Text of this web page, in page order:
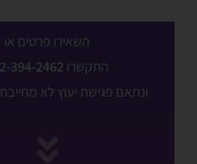
השאירו פרטים או
התקשרו 394-2462
ונתאם פגישת יעוץ לא